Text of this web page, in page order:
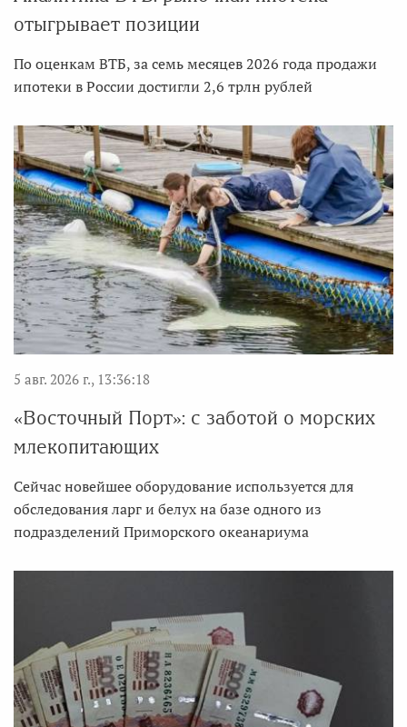
отыгрывает позиции
По оценкам ВТБ, за семь месяцев 2026 года продажи
ипотеки в России достигли 2,6 трлн рублей
5 авг. 2026 г., 13:36:18
«Восточный Порт»: с заботой о морских
млекопитающих
Сейчас новейшее оборудование используется для
обследования ларг и белух на базе одного из
подразделений Приморского океанариума